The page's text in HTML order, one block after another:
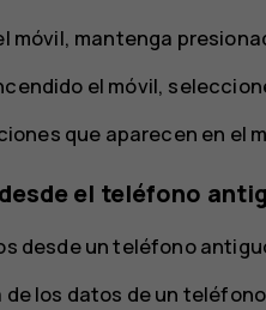
móvil, mantenga
el móvil,
que aparecen en el
el teléfono
desde un teléfono
de los datos de un